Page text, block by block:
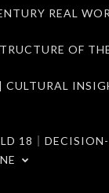
REAL
OF
18｜